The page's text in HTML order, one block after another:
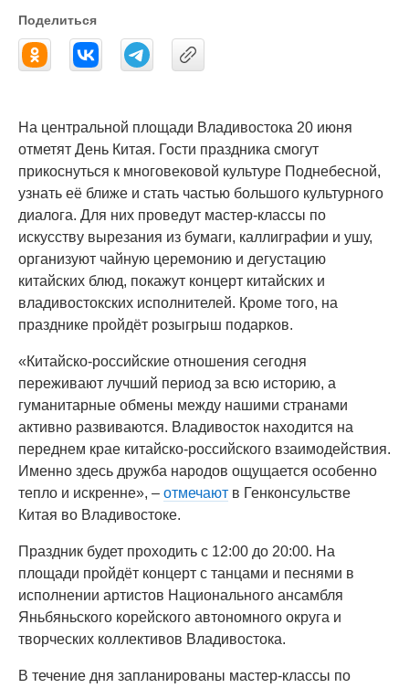
Поделиться
На центральной площади Владивостока 20 июня
отметят День Китая. Гости праздника смогут
прикоснуться к многовековой культуре Поднебесной,
узнать её ближе и стать частью большого культурного
диалога. Для них проведут мастер-классы по
искусству вырезания из бумаги, каллиграфии и ушу,
организуют чайную церемонию и дегустацию
китайских блюд, покажут концерт китайских и
владивостокских исполнителей. Кроме того, на
празднике пройдёт розыгрыш подарков.
«Китайско-российские отношения сегодня
переживают лучший период за всю историю, а
гуманитарные обмены между нашими странами
активно развиваются. Владивосток находится на
переднем крае китайско-российского взаимодействия.
Именно здесь дружба народов ощущается особенно
тепло и искренне», – отмечают в Генконсульстве
Китая во Владивостоке.
Праздник будет проходить с 12:00 до 20:00. На
площади пройдёт концерт с танцами и песнями в
исполнении артистов Национального ансамбля
Яньбяньского корейского автономного округа и
творческих коллективов Владивостока.
В течение дня запланированы мастер-классы по